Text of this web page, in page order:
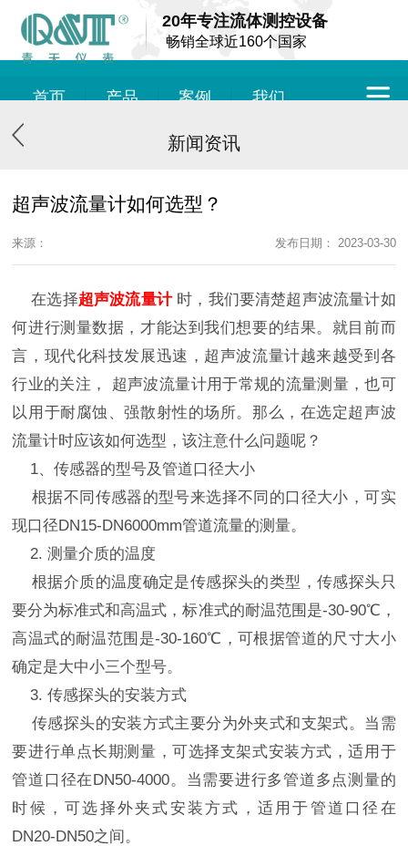
20年专注流体测控设备
畅销全球近160个国家
首页 产品 案例 我们
新闻资讯
超声波流量计如何选型？
来源： 发布日期： 2023-03-30
在选择超声波流量计 时，我们要清楚超声波流量计如
何进行测量数据，才能达到我们想要的结果。就目前而
言，现代化科技发展迅速，超声波流量计越来越受到各
行业的关注， 超声波流量计用于常规的流量测量，也可
以用于耐腐蚀、强散射性的场所。那么，在选定超声波
流量计时应该如何选型，该注意什么问题呢？
1、传感器的型号及管道口径大小
根据不同传感器的型号来选择不同的口径大小，可实
现口径DN15-DN6000mm管道流量的测量。
2. 测量介质的温度
根据介质的温度确定是传感探头的类型，传感探头只
要分为标准式和高温式，标准式的耐温范围是-30-90℃，
高温式的耐温范围是-30-160℃，可根据管道的尺寸大小
确定是大中小三个型号。
3. 传感探头的安装方式
传感探头的安装方式主要分为外夹式和支架式。当需
要进行单点长期测量，可选择支架式安装方式，适用于
管道口径在DN50-4000。当需要进行多管道多点测量的
时候，可选择外夹式安装方式，适用于管道口径在
DN20-DN50之间。